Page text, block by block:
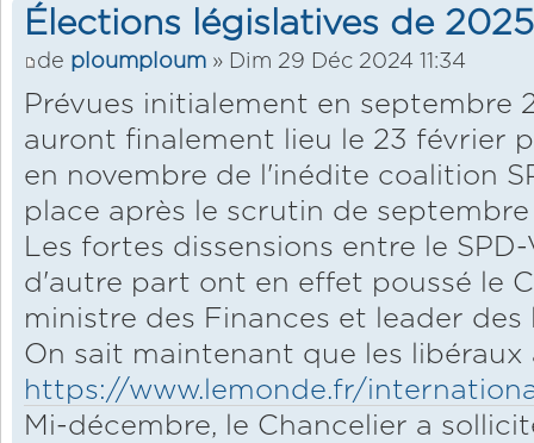
Élections législatives de
de ploumploum » Dim 29 Déc 2024 11:34
Prévues initialement en septembre
auront finalement lieu le 23 février
en novembre de l'inédite coalition
place après le scrutin de septembre
Les fortes dissensions entre le
d'autre part ont en effet poussé le
ministre des Finances et leader
On sait maintenant que les
https://www.lemonde.fr/
Mi-décembre, le Chancelier a